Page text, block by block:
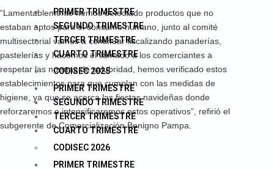
PRIMER TRIMESTRE
SEGUNDO TRIMESTRE
TERCER TRIMESTRE
CUARTO TRIMESTRE
CODISEC 2025
PRIMER TRIMESTRE
SEGUNDO TRIMESTRE
TERCER TRIMESTRE
CUARTO TRIMESTRE
CODISEC 2026
PRIMER TRIMESTRE
“Lamentablemente hemos detectado productos que no
estaban aptos para el consumo humano, junto al comité
multisectorial vamos a continuar fiscalizando panaderías,
pastelerías y hacemos el llamado a los comerciantes a
respetar las normas de salubridad, hemos verificado estos
establecimientos para que cumplan con las medidas de
higiene, ya que se acerca las fiestas navideñas donde
reforzaremos e intensificaremos estos operativos”, refirió el
subgerente de Comercialización Benigno Pampa.